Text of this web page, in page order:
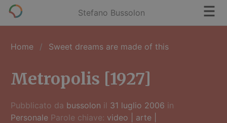
Stefano Bussolon
Home Sweet dreams are made of this
Metropolis [1927]
Pubblicato da bussolon il 31 luglio 2006 in
Personale Parole chiave: video arte